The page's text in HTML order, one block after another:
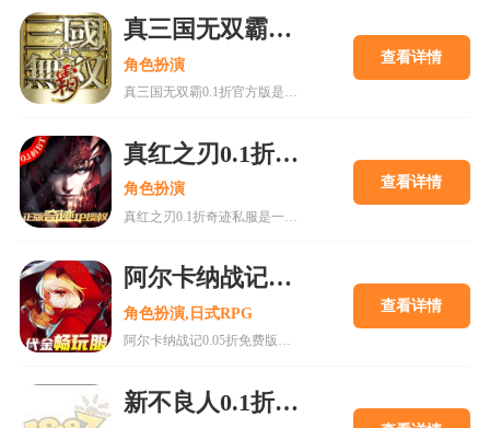
真三国无双霸0.1折官方版
角色扮演
真三国无双霸0.1折官方版是一款正版授权的三国动作手游，提供主机级割草战斗体验。游戏以0.1折超值折扣吸引玩家，支持武将培养、阵容搭配和PVP竞技等多种玩法。特色包括经典剧情还原、上线送VIP、千抽福利和精致画面。玩家可通过副本挑战、公会协作和限时活动提升战力，合理规划资源是长期发展的关键。适合喜欢策略与操作结合的三国题材游戏玩家。
查看详情
真红之刃0.1折奇迹私服
角色扮演 查看详情
阿尔卡纳战记0.05折免费版
角色扮演,日式RPG
阿尔卡纳战记0.05折免费版是一款卡牌策略手游，玩家可享受超值折扣充值，降低养成门槛。游戏拥有宏大的奇幻世界和精美二次元画风，支持英雄收集与策略搭配，提供PVE副本和PVP竞技玩法。合理资源分配、阵容搭配及公会玩法是提升实力的关键。游戏特色包括登录礼包、挂机养成和公平竞技环境，适合各类玩家体验。关注更新日志可获取最新活动与优化内容。
查看详情
新不良人0.1折官网正版